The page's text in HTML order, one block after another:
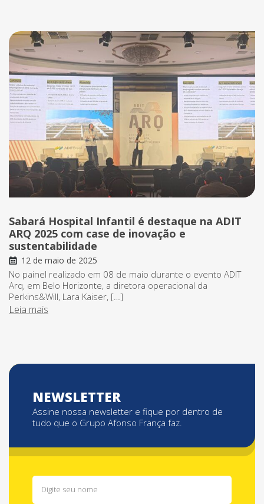
Sabará Hospital Infantil é destaque na ADIT
ARQ 2025 com case de inovação e
sustentabilidade
12 de maio de 2025
No painel realizado em 08 de maio durante o evento ADIT
Arq, em Belo Horizonte, a diretora operacional da
Perkins&Will, Lara Kaiser, […]
Leia mais
NEWSLETTER
Assine nossa newsletter e fique por dentro de
tudo que o Grupo Afonso França faz.